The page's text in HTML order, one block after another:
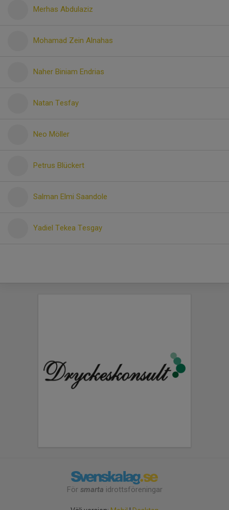
Merhas Abdulaziz
Mohamad Zein Alnahas
Naher Biniam Endrias
Natan Tesfay
Neo Möller
Petrus Blückert
Salman Elmi Saandole
Yadiel Tekea Tesgay
För smarta idrottsföreningar